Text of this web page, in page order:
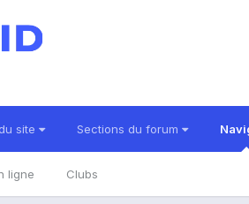
site Sections du forum
ligne Clubs